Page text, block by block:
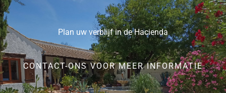
Plan uw verblijf in de Hacienda
CONTACT-ONS VOOR MEER INFORMATIE